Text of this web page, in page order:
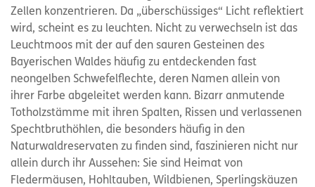
Zellen konzentrieren. Da „überschüssiges“ Licht reflektiert
wird, scheint es zu leuchten. Nicht zu verwechseln ist das
Leuchtmoos mit der auf den sauren Gesteinen des
Bayerischen Waldes häufig zu entdeckenden fast
neongelben Schwefelflechte, deren Namen allein von
ihrer Farbe abgeleitet werden kann. Bizarr anmutende
Totholzstämme mit ihren Spalten, Rissen und verlassenen
Spechtbruthöhlen, die besonders häufig in den
Naturwaldreservaten zu finden sind, faszinieren nicht nur
allein durch ihr Aussehen: Sie sind Heimat von
Fledermäusen, Hohltauben, Wildbienen, Sperlingskäuzen